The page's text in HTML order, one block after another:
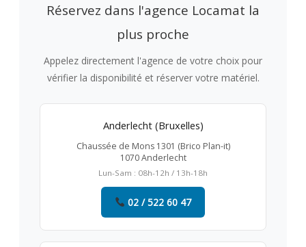
Réservez dans l'agence Locamat la
plus proche
Appelez directement l'agence de votre choix pour
vérifier la disponibilité et réserver votre matériel.
Anderlecht (Bruxelles)
Chaussée de Mons 1301 (Brico Plan-it)
1070 Anderlecht
Lun-Sam : 08h-12h / 13h-18h
02 / 522 60 47